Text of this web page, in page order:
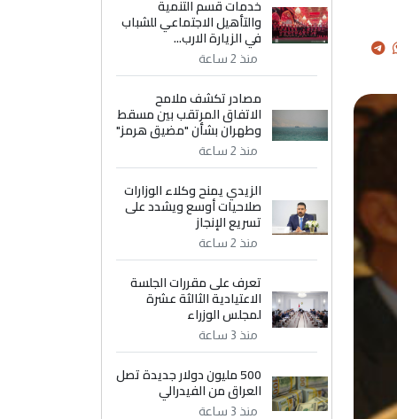
خدمات قسم التنمية
والتأهيل الاجتماعي للشباب
في الزيارة الارب...
منذ 2 ساعة
مصادر تكشف ملامح
الاتفاق المرتقب بين مسقط
وطهران بشأن "مضيق هرمز"
منذ 2 ساعة
الزيدي يمنح وكلاء الوزارات
صلاحيات أوسع ويشدد على
تسريع الإنجاز
منذ 2 ساعة
تعرف على مقررات الجلسة
الاعتيادية الثالثة عشرة
لمجلس الوزراء
منذ 3 ساعة
500 مليون دولار جديدة تصل
العراق من الفيدرالي
منذ 3 ساعة